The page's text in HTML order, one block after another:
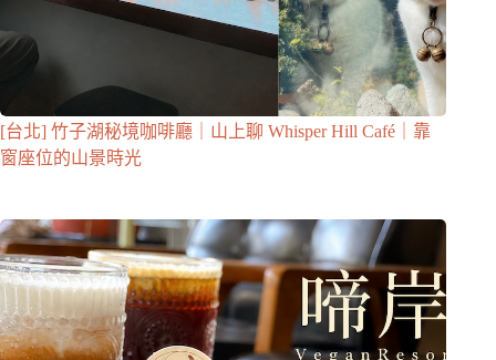
[台北] 竹子湖秘境咖啡廳｜山上聊 Whisper Hill Café｜靠
窗座位的山景時光